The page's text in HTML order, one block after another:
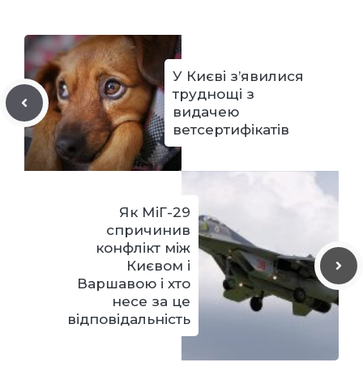
У Києві з’явилися
труднощі з
видачею
ветсертифікатів
Як МіГ-29
спричинив
конфлікт між
Києвом і
Варшавою і хто
несе за це
відповідальність